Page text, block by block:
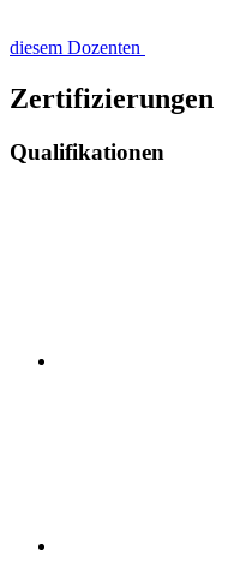
diesem Dozenten
Zertifizierungen
Qualifikationen